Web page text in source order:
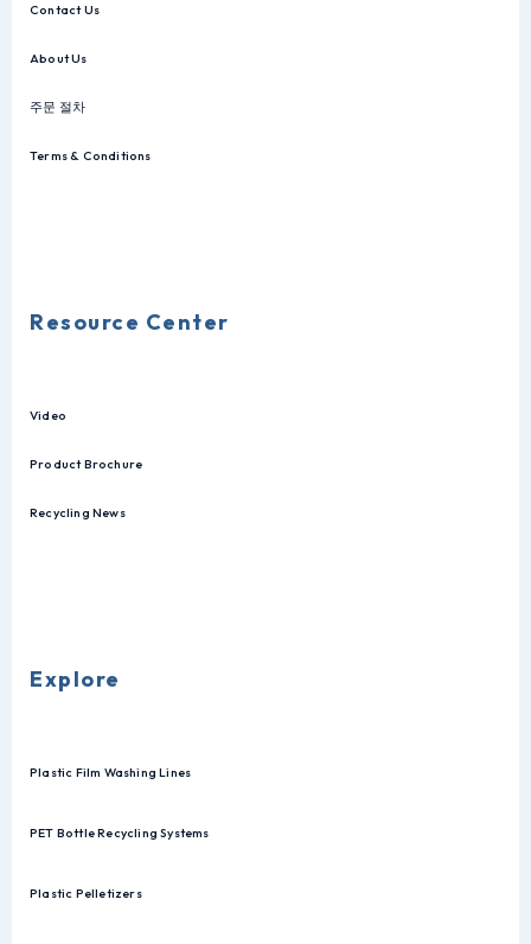
Contact Us
About Us
주문 절차
Terms & Conditions
Resource Center
Video
Product Brochure
Recycling News
Explore
Plastic Film Washing Lines
PET Bottle Recycling Systems
Plastic Pelletizers